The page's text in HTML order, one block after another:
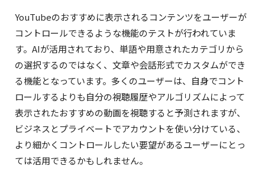
NEWS: Country labels have been made
YouTubeのおすすめに表示されるコンテンツをユーザーが
コントロールできるような機能のテストが行われていま
す。AIが活用されており、単語や用意されたカテゴリから
の選択するのではなく、文章や会話形式でカスタムができ
る機能となっています。多くのユーザーは、自身でコント
ロールするよりも自分の視聴履歴やアルゴリズムによって
表示されたおすすめの動画を視聴すると予測されますが、
ビジネスとプライベートでアカウントを使い分けている、
より細かくコントロールしたい要望があるユーザーにとっ
ては活用できるかもしれません。